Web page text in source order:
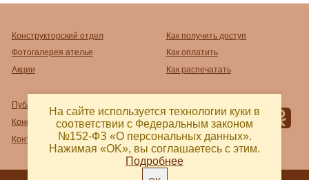
Конструкторский отдел
Фотогалерея ателье
Акции
Как получить доступ
Как оплатить
Как распечатать
Публичный договор-оферта
Конфиденциальность
Контакты и реквизиты
На сайте используется технологии куки в
соответствии с Федеральным законом
№152-ФЗ «О персональных данных».
Нажимая «OK», вы соглашаетесь с этим.
Подробнее